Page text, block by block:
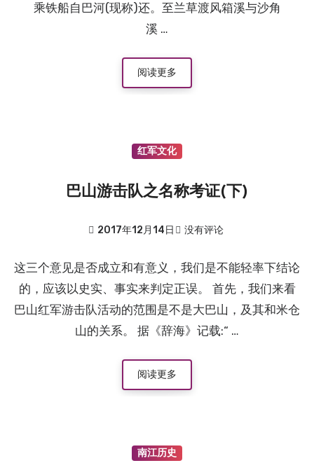
乘铁船自巴河(现称)还。至兰草渡风箱溪与沙角
溪 …
阅读更多
红军文化
巴山游击队之名称考证(下)
2017年12月14日 没有评论
这三个意见是否成立和有意义，我们是不能轻率下结论
的，应该以史实、事实来判定正误。 首先，我们来看
巴山红军游击队活动的范围是不是大巴山，及其和米仓
山的关系。 据《辞海》记载:“ …
阅读更多
南江历史